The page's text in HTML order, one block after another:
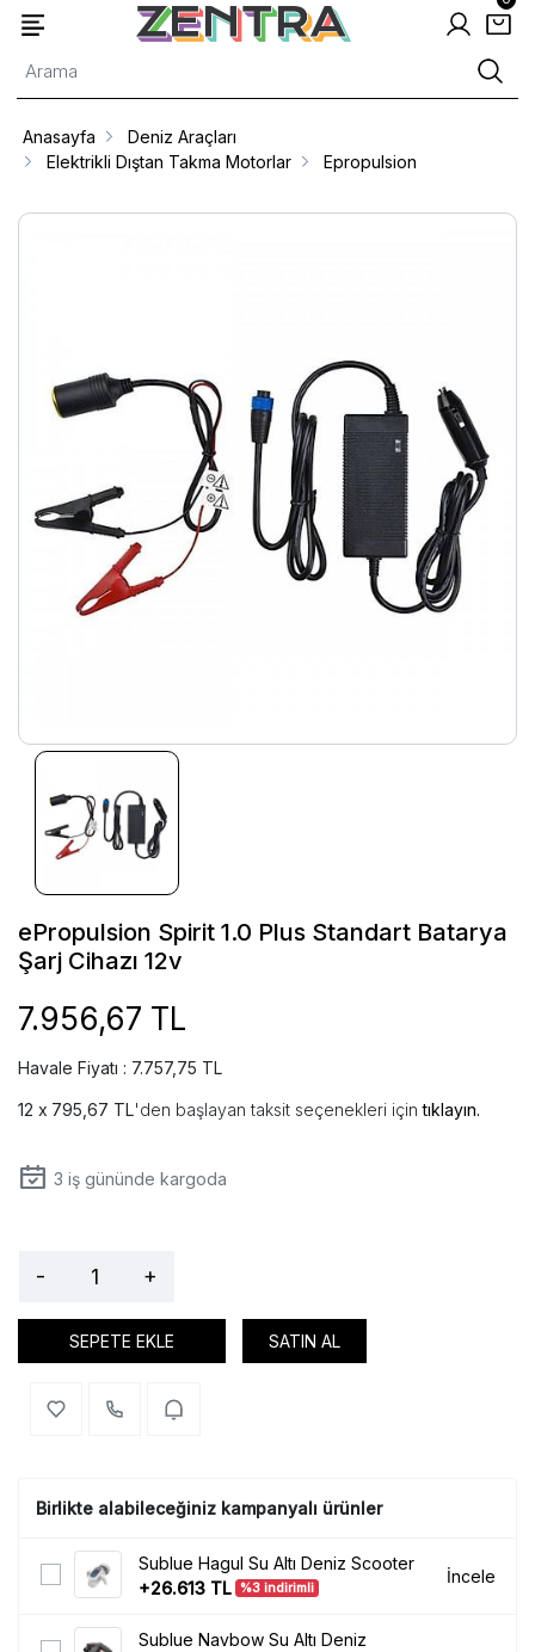
Anasayfa
Deniz Araçları
Elektrikli Dıştan Takma Motorlar
Epropulsion
ePropulsion Spirit 1.0 Plus Standart Batarya
Şarj Cihazı 12v
7.956,67 TL
Havale Fiyatı : 7.757,75 TL
795,67 TL'den başlayan taksit seçenekleri içintıklayın.
3 iş gününde kargoda
- +
SEPETE EKLE SATIN AL
Birlikte alabileceğiniz kampanyalı ürünler
Sublue Hagul Su Altı Deniz Scooter
+26.613 TL %3 indirimli
İncele
Sublue Navbow Su Altı Deniz